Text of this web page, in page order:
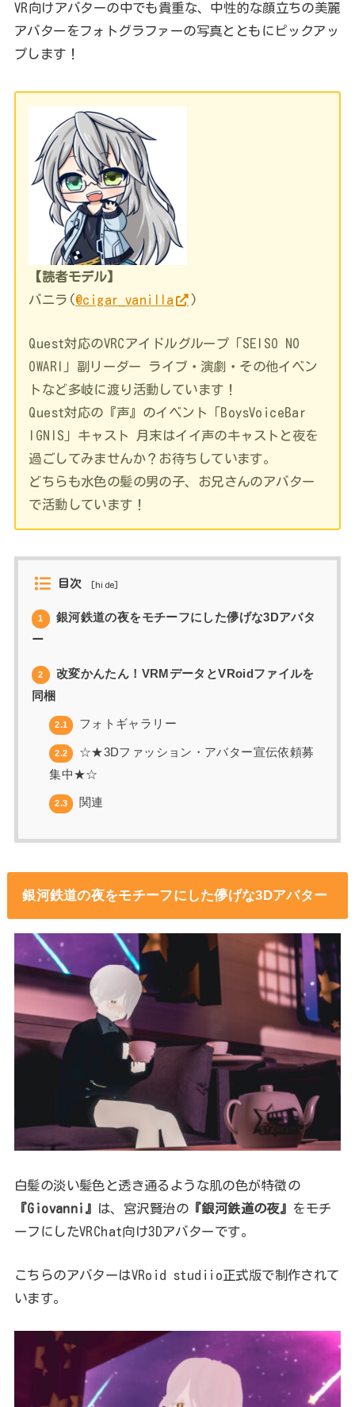
VR向けアバターの中でも貴重な、中性的な顔立ちの美麗
アバターをフォトグラファーの写真とともにピックアッ
プします！
【読者モデル】
バニラ(@cigar_vanilla )
Quest対応のVRCアイドルグループ「SEISO NO
OWARI」副リーダー ライブ・演劇・その他イベン
トなど多岐に渡り活動しています！
Quest対応の『声』のイベント「BoysVoiceBar
IGNIS」キャスト 月末はイイ声のキャストと夜を
過ごしてみませんか？お待ちしています。
どちらも水色の髪の男の子、お兄さんのアバター
で活動しています！
目次 hide
1
銀河鉄道の夜をモチーフにした儚げな3Dアバタ
ー
2
改変かんたん！VRMデータとVRoidファイルを
同梱
2.1 フォトギャラリー
2.2
☆★3Dファッション・アバター宣伝依頼募
集中★☆
2.3 関連
銀河鉄道の夜をモチーフにした儚げな3Dアバター
白髪の淡い髪色と透き通るような肌の色が特徴の
『Giovanni』 は、宮沢賢治の『銀河鉄道の夜』 をモチ
ーフにしたVRChat向け3Dアバターです。
こちらのアバターはVRoid studiio正式版で制作されて
います。